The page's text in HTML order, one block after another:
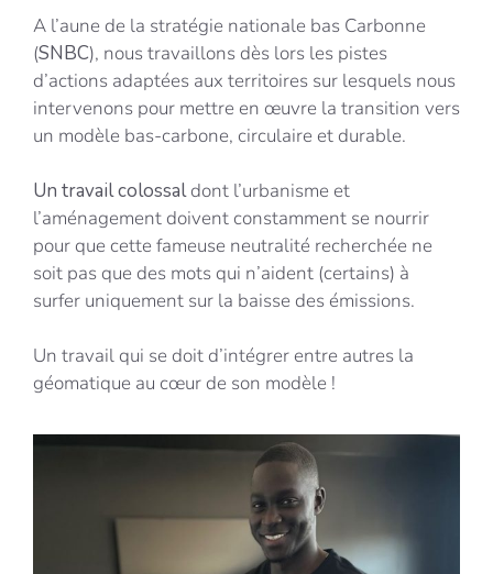
A l’aune de la stratégie nationale bas Carbonne
(SNBC), nous travaillons dès lors les pistes
d’actions adaptées aux territoires sur lesquels nous
intervenons pour mettre en œuvre la transition vers
un modèle bas-carbone, circulaire et durable.
Un travail colossaldont l’urbanisme et
l’aménagement doivent constamment se nourrir
pour que cette fameuse neutralité recherchée ne
soit pas que des mots qui n’aident (certains) à
surfer uniquement sur la baisse des émissions.
Un travail qui se doit d’intégrer entre autres la
géomatique au cœur de son modèle !